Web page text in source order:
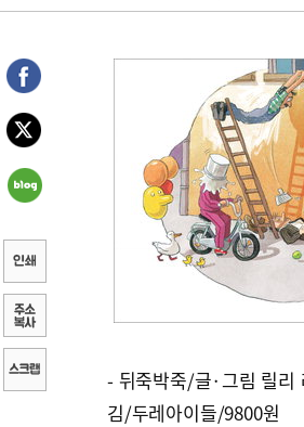
- 뒤죽박죽/글·그림 릴리
김/두레아이들/9800원